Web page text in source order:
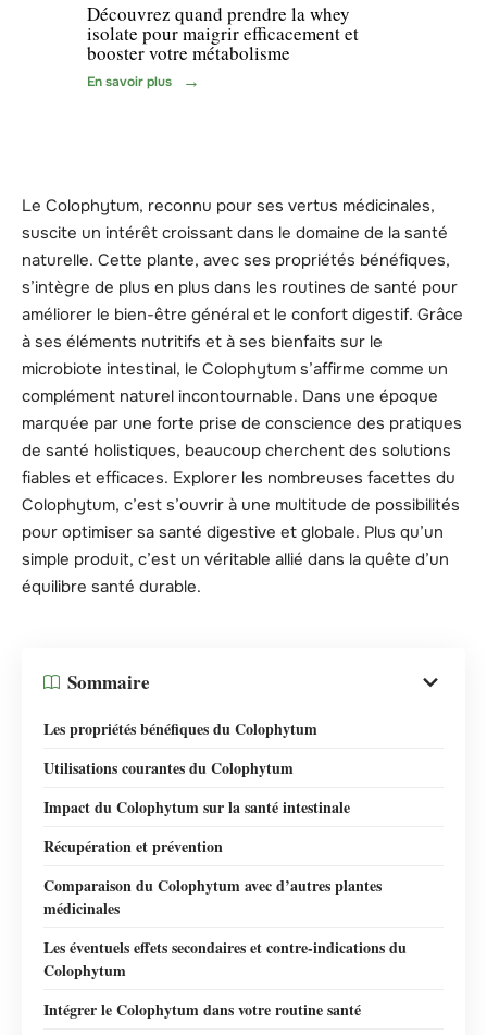
Découvrez quand prendre la whey
isolate pour maigrir efficacement et
booster votre métabolisme
En savoir plus
Le Colophytum, reconnu pour ses vertus médicinales,
suscite un intérêt croissant dans le domaine de la santé
naturelle. Cette plante, avec ses propriétés bénéfiques,
s’intègre de plus en plus dans les routines de santé pour
améliorer le bien-être général et le confort digestif. Grâce
à ses éléments nutritifs et à ses bienfaits sur le
microbiote intestinal, le Colophytum s’affirme comme un
complément naturel incontournable. Dans une époque
marquée par une forte prise de conscience des pratiques
de santé holistiques, beaucoup cherchent des solutions
fiables et efficaces. Explorer les nombreuses facettes du
Colophytum, c’est s’ouvrir à une multitude de possibilités
pour optimiser sa santé digestive et globale. Plus qu’un
simple produit, c’est un véritable allié dans la quête d’un
équilibre santé durable.
Sommaire
Les propriétés bénéfiques du Colophytum
Utilisations courantes du Colophytum
Impact du Colophytum sur la santé intestinale
Récupération et prévention
Comparaison du Colophytum avec d’autres plantes
médicinales
Les éventuels effets secondaires et contre-indications du
Colophytum
Intégrer le Colophytum dans votre routine santé